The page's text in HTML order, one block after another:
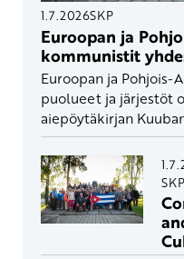
1.7.2026SKP
Euroopan ja
kommunistit
Euroopan ja
puolueet ja järjestöt
aiepöytäkirjan
SKP